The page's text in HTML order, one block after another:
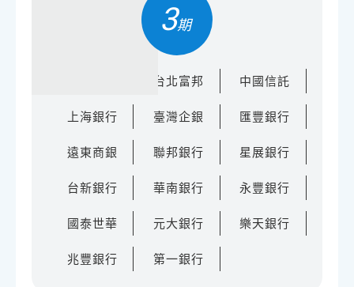
3
台北富邦 中國信託
上海銀行 臺灣企銀 匯豐銀行
遠東商銀 聯邦銀行 星展銀行
台新銀行 華南銀行 永豐銀行
國泰世華 元大銀行 樂天銀行
兆豐銀行 第一銀行